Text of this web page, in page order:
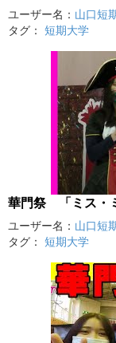
ユーザー名： 山口短
タグ： 短期大学
華門祭 「ミス・
ユーザー名： 山口短
タグ： 短期大学